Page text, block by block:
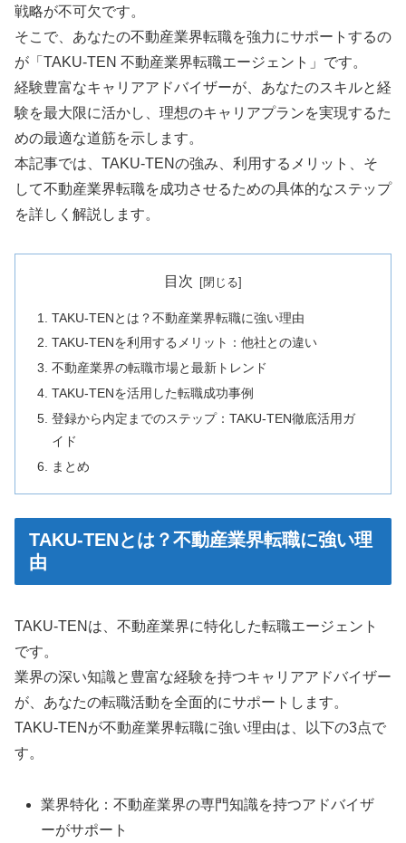
戦略が不可欠です。
そこで、あなたの不動産業界転職を強力にサポートするの
が「TAKU-TEN 不動産業界転職エージェント」です。
経験豊富なキャリアアドバイザーが、あなたのスキルと経
験を最大限に活かし、理想のキャリアプランを実現するた
めの最適な道筋を示します。
本記事では、TAKU-TENの強み、利用するメリット、そ
して不動産業界転職を成功させるための具体的なステップ
を詳しく解説します。
目次
TAKU-TENとは？不動産業界転職に強い理由
TAKU-TENを利用するメリット：他社との違い
不動産業界の転職市場と最新トレンド
TAKU-TENを活用した転職成功事例
登録から内定までのステップ：TAKU-TEN徹底活用ガ
イド
まとめ
TAKU-TENとは？不動産業界転職に強い理
由
TAKU-TENは、不動産業界に特化した転職エージェント
です。
業界の深い知識と豊富な経験を持つキャリアアドバイザー
が、あなたの転職活動を全面的にサポートします。
TAKU-TENが不動産業界転職に強い理由は、以下の3点で
す。
業界特化：不動産業界の専門知識を持つアドバイザ
ーがサポート